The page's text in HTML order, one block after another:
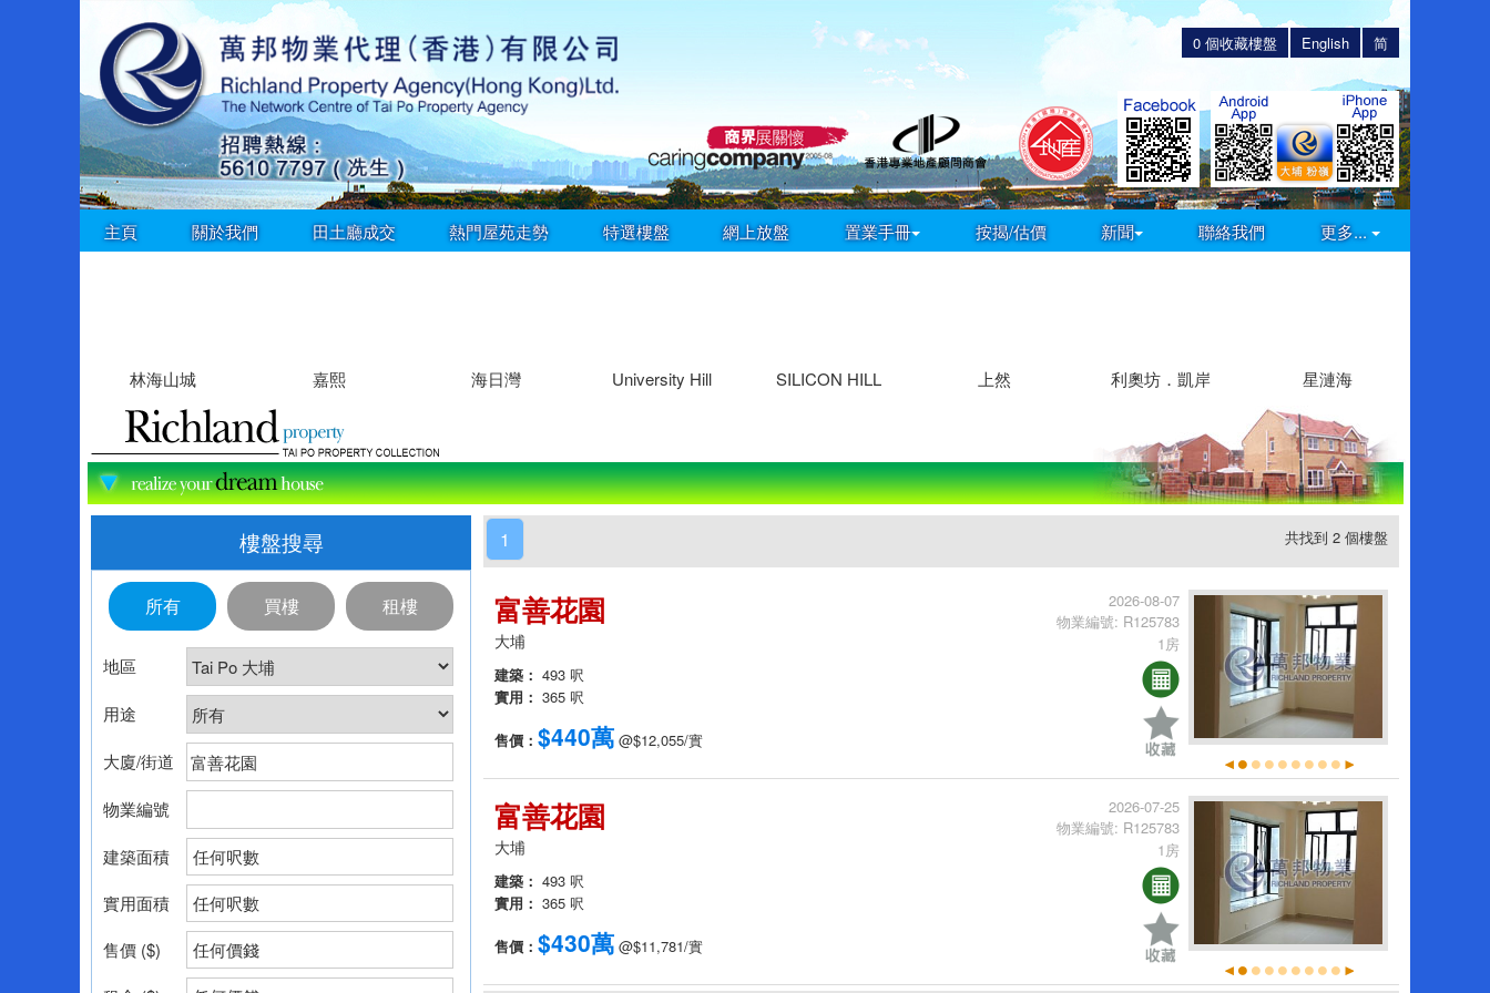
简
English
0 個收藏樓盤
主頁 關於我們 田土廳成交 熱門屋苑走勢 特選樓盤 網上放盤 置業手冊 按揭/估價 新聞 聯絡我們 更多...
林海山城 嘉熙 海日灣 University Hill SILICON HILL 上然 利奧坊．凱岸 星漣海
樓盤搜尋
所有 買樓 租樓
地區
用途
大廈/街道
物業編號
建築面積
任何呎數
實用面積
任何呎數
售價 ($)
任何價錢
1 共找到 2 個樓盤
富善花園
大埔
建築： 493 呎
實用： 365 呎
售價： $440萬 @$12,055/實
2026-08-07
物業編號: R125783
1房
富善花園
大埔
建築： 493 呎
實用： 365 呎
售價： $430萬 @$11,781/實
2026-07-25
物業編號: R125783
1房